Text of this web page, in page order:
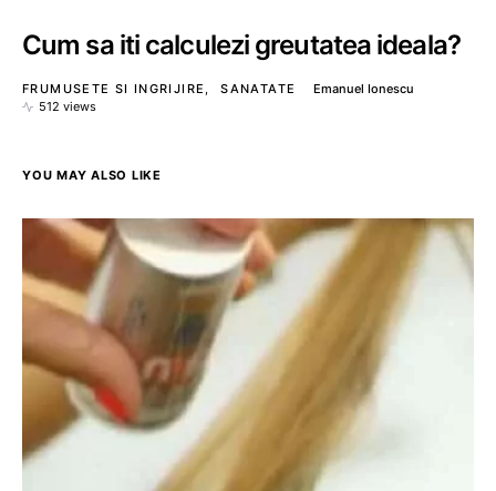
Cum sa iti calculezi greutatea ideala?
FRUMUSETE SI INGRIJIRE SANATATE
Emanuel Ionescu
512 views
YOU MAY ALSO LIKE